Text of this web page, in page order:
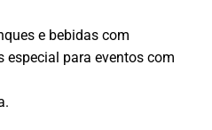
e bebidas com
especial para eventos com